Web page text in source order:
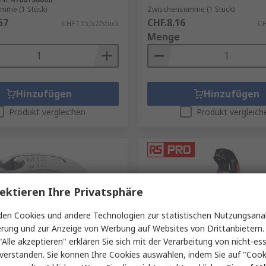
unverzichtbare Komponenten für alle, die mit
dieser Werkzeuge ist entscheidend, um eine
Werkzeuge von RS und das Verständnis für den
zuverlässig, sicher und von hoher Qualität
(1 Stück)
CHF.115.57/Stück
Hinzufügen
Produkt vergleichen
Zwischensumme (1 Stück)
CHF.8.16
Menge
Hinzufügen
Produkt
Auf Lager
RS PRO Crimp-Werkzeug 0.5
Ihre Privatsphäre
Cookies und andere Technologien zur statistischen
und zur Anzeige von Werbung auf Websites von
akzeptieren" erklären Sie sich mit der Verarbeitung von nicht-
Sie können Ihre Cookies auswählen, indem Sie auf